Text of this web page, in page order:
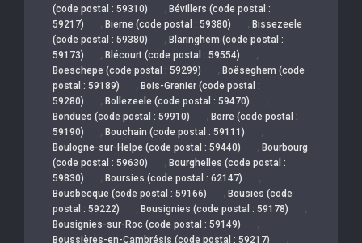
(code postal : 59310)
, Bévillers (code postal :
59217)
, Bierne (code postal : 59380) , Bissezeele
(code postal : 59380)
, Blaringhem (code postal :
59173)
, Blécourt (code postal : 59554) ,
Boeschepe (code postal : 59299) , Boëseghem (code
postal : 59189)
, Bois-Grenier (code postal :
59280)
, Bollezeele (code postal : 59470) ,
Bondues (code postal : 59910) , Borre (code postal :
59190)
, Bouchain (code postal : 59111) ,
Boulogne-sur-Helpe (code postal : 59440) , Bourbourg
(code postal : 59630)
, Bourghelles (code postal :
59830)
, Boursies (code postal : 62147) ,
Bousbecque (code postal : 59166) , Bousies (code
postal : 59222)
, Bousignies (code postal : 59178) ,
Bousignies-sur-Roc (code postal : 59149) ,
Boussières-en-Cambrésis (code postal : 59217) ,